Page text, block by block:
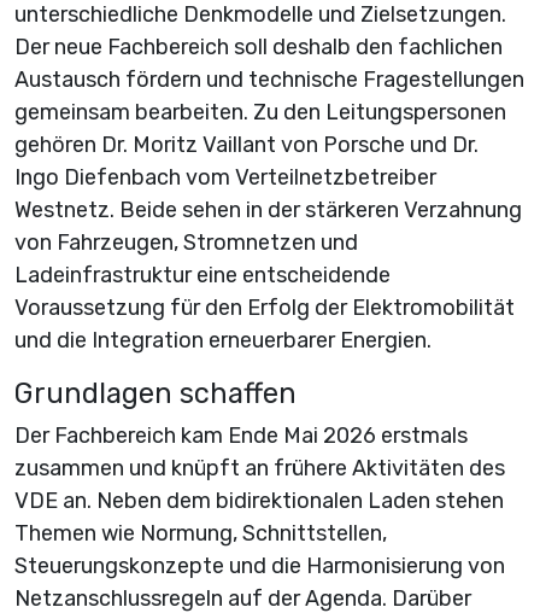
unterschiedliche Denkmodelle und Zielsetzungen.
Der neue Fachbereich soll deshalb den fachlichen
Austausch fördern und technische Fragestellungen
gemeinsam bearbeiten. Zu den Leitungspersonen
gehören Dr. Moritz Vaillant von Porsche und Dr.
Ingo Diefenbach vom Verteilnetzbetreiber
Westnetz. Beide sehen in der stärkeren Verzahnung
von Fahrzeugen, Stromnetzen und
Ladeinfrastruktur eine entscheidende
Voraussetzung für den Erfolg der Elektromobilität
und die Integration erneuerbarer Energien.
Grundlagen schaffen
Der Fachbereich kam Ende Mai 2026 erstmals
zusammen und knüpft an frühere Aktivitäten des
VDE an. Neben dem bidirektionalen Laden stehen
Themen wie Normung, Schnittstellen,
Steuerungskonzepte und die Harmonisierung von
Netzanschlussregeln auf der Agenda. Darüber